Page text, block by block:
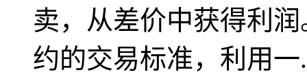
卖，从差价中获得利
约的交易标准，利用一